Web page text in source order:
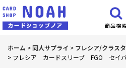
商品検索
ホーム > 同人サプライ > フレシア/クラス
> フレシア カードスリーブ FGO セイ